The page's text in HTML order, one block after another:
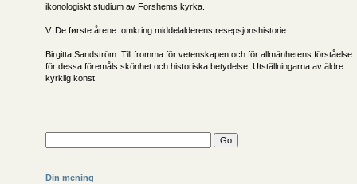
ikonologiskt studium av Forshems kyrka.
V. De første årene: omkring middelalderens resepsjonshistorie.
Birgitta Sandström: Till fromma för vetenskapen och för allmänhetens förståelse
för dessa föremåls skönhet och historiska betydelse. Utställningarna av äldre
kyrklig konst
Din mening